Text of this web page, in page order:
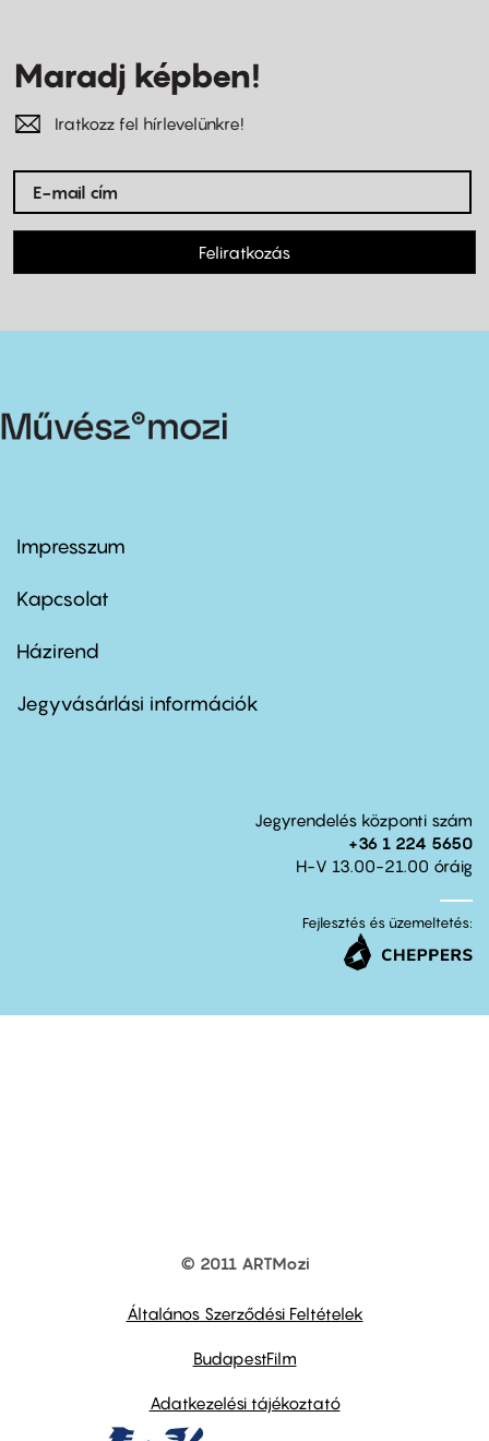
Maradj képben!
Iratkozz fel hírlevelünkre!
Feliratkozás
Footer
first
Impresszum
Kapcsolat
Footer
second
Házirend
Jegyvásárlási információk
Jegyrendelés központi szám
+36 1 224 5650
H-V 13.00-21.00 óráig
Fejlesztés és üzemeltetés:
© 2011 ARTMozi
Általános Szerződési Feltételek
BudapestFilm
Adatkezelési tájékoztató